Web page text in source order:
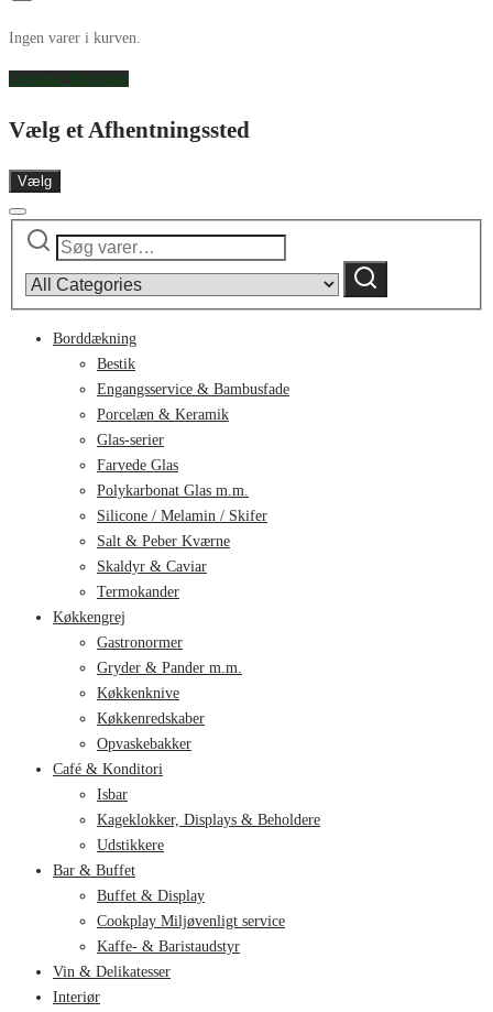
Ingen varer i kurven.
Continue Shopping
Vælg et Afhentningssted
Vælg
Søg
category:
Søg
Borddækning
Bestik
Engangsservice & Bambusfade
Porcelæn & Keramik
Glas-serier
Farvede Glas
Polykarbonat Glas m.m.
Silicone / Melamin / Skifer
Salt & Peber Kværne
Skaldyr & Caviar
Termokander
Køkkengrej
Gastronormer
Gryder & Pander m.m.
Køkkenknive
Køkkenredskaber
Opvaskebakker
Café & Konditori
Isbar
Kageklokker, Displays & Beholdere
Udstikkere
Bar & Buffet
Buffet & Display
Cookplay Miljøvenligt service
Kaffe- & Baristaudstyr
Vin & Delikatesser
Interiør